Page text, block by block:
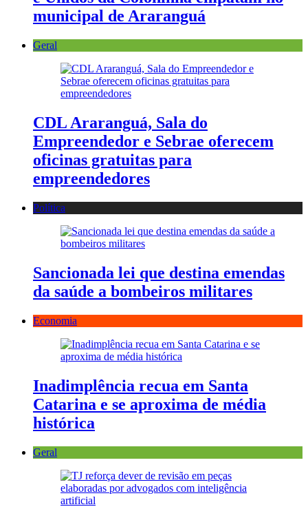
municipal de Araranguá
Geral
CDL Araranguá, Sala do
Empreendedor e Sebrae oferecem
oficinas gratuitas para
empreendedores
Política
Sancionada lei que destina emendas
da saúde a bombeiros militares
Economia
Inadimplência recua em Santa
Catarina e se aproxima de média
histórica
Geral